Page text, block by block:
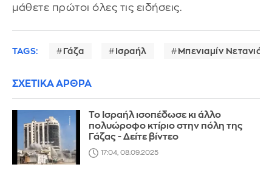
μάθετε πρώτοι όλες τις ειδήσεις.
TAGS: Γάζα Ισραήλ Μπενιαμίν
ΣΧΕΤΙΚΑ ΑΡΘΡΑ
Το Ισραήλ ισοπέδωσε κι άλλο
πολυώροφο κτίριο στην πόλη της
Γάζας - Δείτε βίντεο
17:04, 08.09.2025